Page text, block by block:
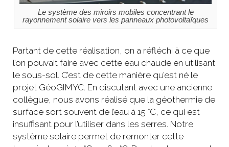
Le système des miroirs mobiles concentrant le
rayonnement solaire vers les panneaux photovoltaïques
Partant de cette réalisation, on a réfléchi à ce que
l’on pouvait faire avec cette eau chaude en utilisant
le sous-sol. C’est de cette manière qu’est né le
projet GéoGIMYC. En discutant avec une ancienne
collègue, nous avons réalisé que la géothermie de
surface sort souvent de l’eau à 15 °C, ce qui est
insuffisant pour l’utiliser dans les serres. Notre
système solaire permet de remonter cette